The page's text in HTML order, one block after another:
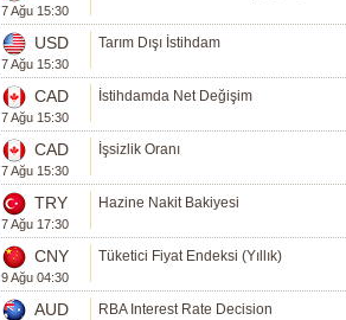
7 Ağu 15:30
USD
7 Ağu 15:30
Tarım Dışı İstihdam
CAD
7 Ağu 15:30
İstihdamda Net Değişim
CAD
7 Ağu 15:30
İşsizlik Oranı
TRY
7 Ağu 17:30
Hazine Nakit Bakiyesi
CNY
9 Ağu 04:30
Tüketici Fiyat Endeksi (Yıllık)
AUD RBA Interest Rate Decision